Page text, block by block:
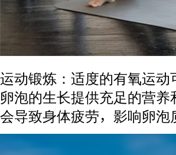
运动锻炼：适度的有氧运
卵泡的生长提供充足的营
会导致身体疲劳，影响卵泡